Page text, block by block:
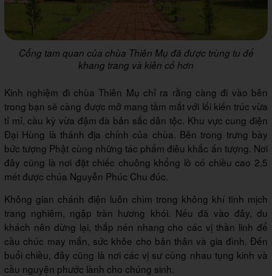
Cổng tam quan của chùa Thiên Mụ đã được trùng tu để
khang trang và kiên cố hơn
Kinh nghiệm đi chùa Thiên Mụ chỉ ra rằng càng đi vào bên
trong bạn sẽ càng được mở mang tầm mắt với lối kiến trúc vừa
tỉ mỉ, cầu kỳ vừa đậm đà bản sắc dân tộc. Khu vực cung điện
Đại Hùng là thánh địa chính của chùa. Bên trong trưng bày
bức tượng Phật cùng những tác phẩm điêu khắc ấn tượng. Nơi
đây cũng là nơi đặt chiếc chuông khổng lồ có chiều cao 2,5
mét được chúa Nguyễn Phúc Chu đúc.
Không gian chánh điện luôn chìm trong không khí tĩnh mịch
trang nghiêm, ngập tràn hương khói. Nếu đã vào đây, du
khách nên dừng lại, thắp nén nhang cho các vị thần linh để
cầu chúc may mắn, sức khỏe cho bản thân và gia đình. Đến
buổi chiều, đây cũng là nơi các vị sư cùng nhau tụng kinh và
cầu nguyện phước lành cho chúng sinh.